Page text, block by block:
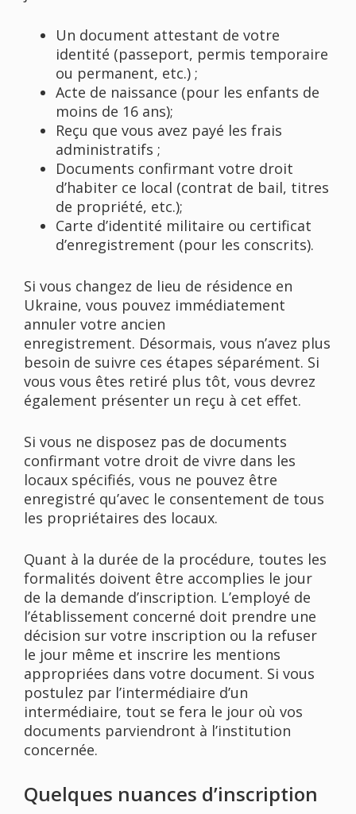
Un document attestant de votre
identité (passeport, permis temporaire
ou permanent, etc.) ;
Acte de naissance (pour les enfants de
moins de 16 ans);
Reçu que vous avez payé les frais
administratifs ;
Documents confirmant votre droit
d’habiter ce local (contrat de bail, titres
de propriété, etc.);
Carte d’identité militaire ou certificat
d’enregistrement (pour les conscrits).
Si vous changez de lieu de résidence en
Ukraine, vous pouvez immédiatement
annuler votre ancien
enregistrement. Désormais, vous n’avez plus
besoin de suivre ces étapes séparément. Si
vous vous êtes retiré plus tôt, vous devrez
également présenter un reçu à cet effet.
Si vous ne disposez pas de documents
confirmant votre droit de vivre dans les
locaux spécifiés, vous ne pouvez être
enregistré qu’avec le consentement de tous
les propriétaires des locaux.
Quant à la durée de la procédure, toutes les
formalités doivent être accomplies le jour
de la demande d’inscription. L’employé de
l’établissement concerné doit prendre une
décision sur votre inscription ou la refuser
le jour même et inscrire les mentions
appropriées dans votre document. Si vous
postulez par l’intermédiaire d’un
intermédiaire, tout se fera le jour où vos
documents parviendront à l’institution
concernée.
Quelques nuances d’inscription